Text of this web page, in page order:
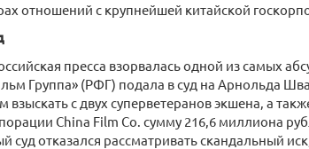
отношений с крупнейшей китайской
пресса взорвалась одной из самых
Группа» (РФГ) подала в суд на Арнольда
взыскать с двух суперветеранов экшена, а
China Film Co. сумму 216,6 миллиона
суд отказался рассматривать скандальный